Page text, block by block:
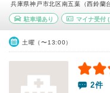
兵庫県神戸市北区南五葉（西鈴蘭
駐車場あり マイナ受付(
土曜（〜13:00）
2件